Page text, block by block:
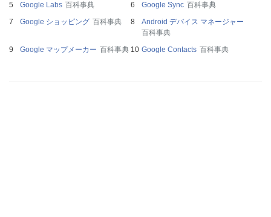
Google Labs 百科事典 Google Sync 百科事典
Google ショッピング 百科事典
Android デバイス マネージャー
百科事典
Google マップメーカー 百科事典 Google Contacts 百科事典